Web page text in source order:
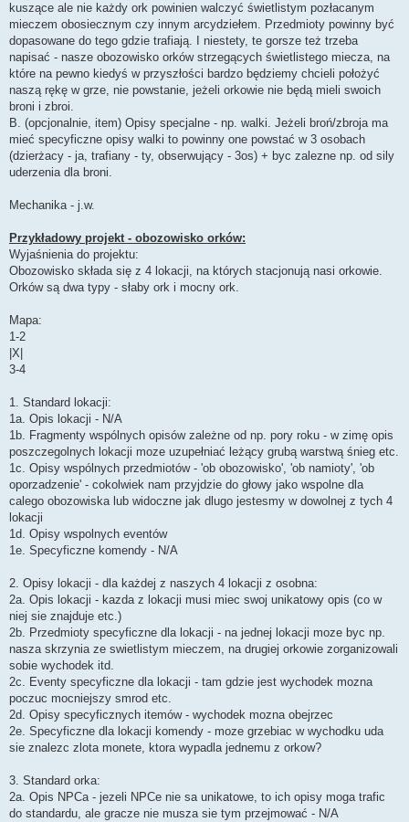
kuszące ale nie każdy ork powinien walczyć świetlistym pozłacanym
mieczem obosiecznym czy innym arcydziełem. Przedmioty powinny być
dopasowane do tego gdzie trafiają. I niestety, te gorsze też trzeba
napisać - nasze obozowisko orków strzegących świetlistego miecza, na
które na pewno kiedyś w przyszłości bardzo będziemy chcieli położyć
naszą rękę w grze, nie powstanie, jeżeli orkowie nie będą mieli swoich
broni i zbroi.
B. (opcjonalnie, item) Opisy specjalne - np. walki. Jeżeli broń/zbroja ma
mieć specyficzne opisy walki to powinny one powstać w 3 osobach
(dzierżacy - ja, trafiany - ty, obserwujący - 3os) + byc zalezne np. od sily
uderzenia dla broni.
Mechanika - j.w.
Przykładowy projekt - obozowisko orków:
Wyjaśnienia do projektu:
Obozowisko składa się z 4 lokacji, na których stacjonują nasi orkowie.
Orków są dwa typy - słaby ork i mocny ork.
Mapa:
1-2
|X|
3-4
1. Standard lokacji:
1a. Opis lokacji - N/A
1b. Fragmenty wspólnych opisów zależne od np. pory roku - w zimę opis
poszczegolnych lokacji moze uzupełniać leżący grubą warstwą śnieg etc.
1c. Opisy wspólnych przedmiotów - 'ob obozowisko', 'ob namioty', 'ob
oporzadzenie' - cokolwiek nam przyjdzie do głowy jako wspolne dla
calego obozowiska lub widoczne jak dlugo jestesmy w dowolnej z tych 4
lokacji
1d. Opisy wspolnych eventów
1e. Specyficzne komendy - N/A
2. Opisy lokacji - dla każdej z naszych 4 lokacji z osobna:
2a. Opis lokacji - kazda z lokacji musi miec swoj unikatowy opis (co w
niej sie znajduje etc.)
2b. Przedmioty specyficzne dla lokacji - na jednej lokacji moze byc np.
nasza skrzynia ze swietlistym mieczem, na drugiej orkowie zorganizowali
sobie wychodek itd.
2c. Eventy specyficzne dla lokacji - tam gdzie jest wychodek mozna
poczuc mocniejszy smrod etc.
2d. Opisy specyficznych itemów - wychodek mozna obejrzec
2e. Specyficzne dla lokacji komendy - moze grzebiac w wychodku uda
sie znalezc zlota monete, ktora wypadla jednemu z orkow?
3. Standard orka:
2a. Opis NPCa - jezeli NPCe nie sa unikatowe, to ich opisy moga trafic
do standardu, ale gracze nie musza sie tym przejmować - N/A